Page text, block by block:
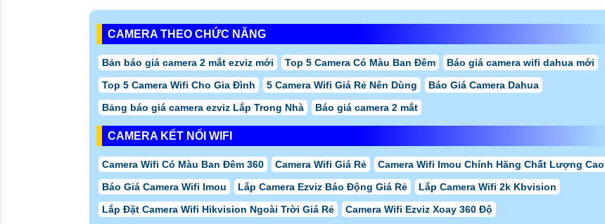
CAMERA THEO CHỨC NĂNG
Bản báo giá camera 2 mắt ezviz mới Top 5 Camera Có Màu Ban Đêm
Báo giá camera wifi dahua mới
Top 5 Camera Wifi Cho Gia Đình
5 Camera Wifi Giá Rẻ Nên Dùng
Báo Giá Camera Dahua
Bảng báo giá camera ezviz Lắp Trong Nhà
Báo giá camera 2 mắt
CAMERA KẾT NỐI WIFI
Camera Wifi Có Màu Ban Đêm 360 Camera Wifi Giá Rẻ
Camera Wifi Imou Chính Hãng Chất Lượng Cao
Báo Giá Camera Wifi Imou
Lắp Camera Ezviz Báo Động Giá Rẻ
Lắp Camera Wifi 2k Kbvision
Lắp Đặt Camera Wifi Hikvision Ngoài Trời Giá Rẻ
Camera Wifi Ezviz Xoay 360 Độ